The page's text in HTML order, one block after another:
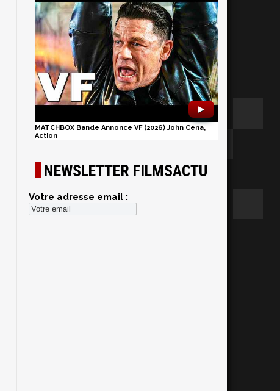
►
MATCHBOX Bande Annonce VF (2026) John Cena,
Action
NEWSLETTER FILMSACTU
Votre adresse email :